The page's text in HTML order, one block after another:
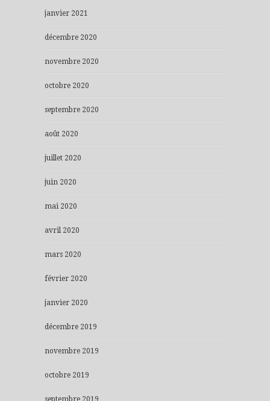
janvier 2021
décembre 2020
novembre 2020
octobre 2020
septembre 2020
août 2020
juillet 2020
juin 2020
mai 2020
avril 2020
mars 2020
février 2020
janvier 2020
décembre 2019
novembre 2019
octobre 2019
septembre 2019